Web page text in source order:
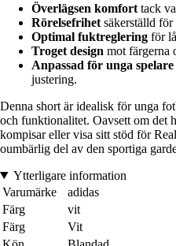
Överlägsen komfort tack
Rörelsefrihet säkerställd
Optimal fuktreglering för
Troget design mot färgerna
Anpassad för unga spelare
justering.
Denna short är idealisk för unga
och funktionalitet. Oavsett om det
kompisar eller visa sitt stöd för
oumbärlig del av den sportiga
Ytterligare information
Varumärke
adidas
Färg
vit
Färg
Vit